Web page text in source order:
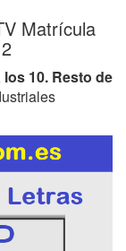
Matrícula
10. Resto de